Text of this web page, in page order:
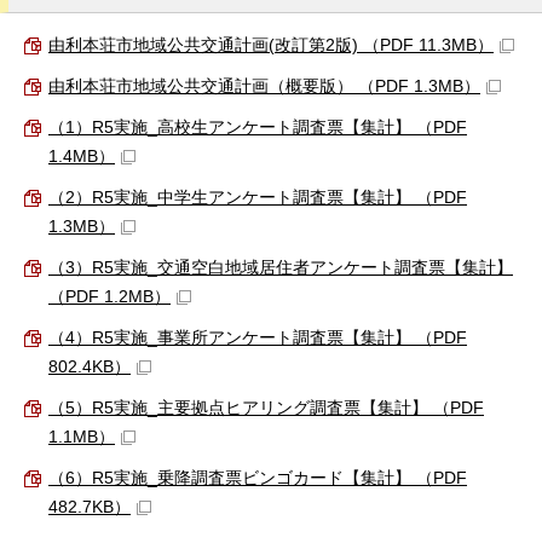
由利本荘市地域公共交通計画(改訂第2版) （PDF 11.3MB）
由利本荘市地域公共交通計画（概要版） （PDF 1.3MB）
（1）R5実施_高校生アンケート調査票【集計】 （PDF
1.4MB）
（2）R5実施_中学生アンケート調査票【集計】 （PDF
1.3MB）
（3）R5実施_交通空白地域居住者アンケート調査票【集計】
（PDF 1.2MB）
（4）R5実施_事業所アンケート調査票【集計】 （PDF
802.4KB）
（5）R5実施_主要拠点ヒアリング調査票【集計】 （PDF
1.1MB）
（6）R5実施_乗降調査票ビンゴカード【集計】 （PDF
482.7KB）